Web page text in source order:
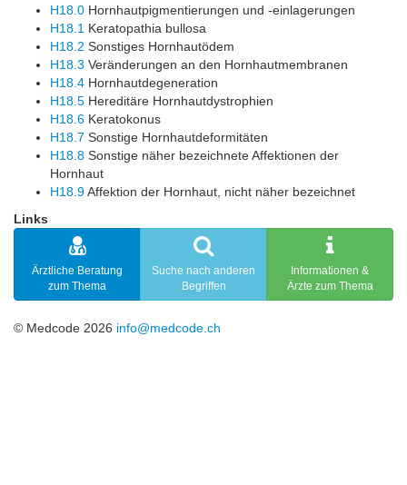
H18.0 Hornhautpigmentierungen und -einlagerungen
H18.1 Keratopathia bullosa
H18.2 Sonstiges Hornhautödem
H18.3 Veränderungen an den Hornhautmembranen
H18.4 Hornhautdegeneration
H18.5 Hereditäre Hornhautdystrophien
H18.6 Keratokonus
H18.7 Sonstige Hornhautdeformitäten
H18.8 Sonstige näher bezeichnete Affektionen der
Hornhaut
H18.9Affektion der Hornhaut, nicht näher bezeichnet
Links
Ärztliche Beratung
zum Thema
Suche nach anderen
Begriffen
Informationen &
Ärzte zum Thema
© Medcode 2026 info@medcode.ch